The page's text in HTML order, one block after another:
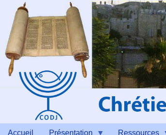
Aller au contenu principal
Accueil Présentation Ressources